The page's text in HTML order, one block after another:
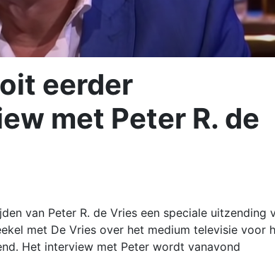
eerder
met Peter R. de
van Peter R. de Vries een speciale uitzending
met De Vries over het medium televisie voor
Het interview met Peter wordt vanavond